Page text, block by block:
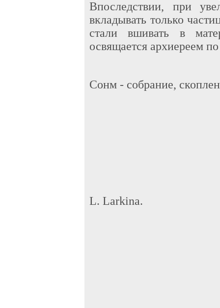
Впоследствии, при
вкладывать только
стали вшивать в
освящается архиереем
Сонм - собрание,
L. Larkina.